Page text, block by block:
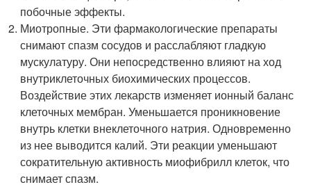
побочные эффекты.
Миотропные. Эти фармакологические препараты
снимают спазм сосудов и расслабляют гладкую
мускулатуру. Они непосредственно влияют на ход
внутриклеточных биохимических процессов.
Воздействие этих лекарств изменяет ионный баланс
клеточных мембран. Уменьшается проникновение
внутрь клетки внеклеточного натрия. Одновременно
из нее выводится калий. Эти реакции уменьшают
сократительную активность миофибрилл клеток, что
снимает спазм.